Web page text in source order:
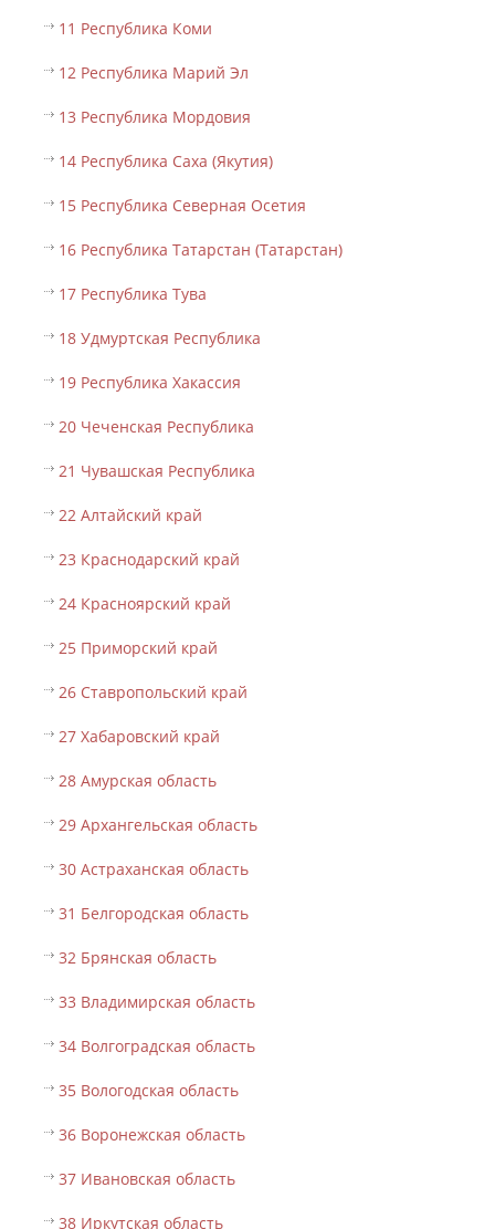
11 Республика Коми
12 Республика Марий Эл
13 Республика Мордовия
14 Республика Саха (Якутия)
15 Республика Северная Осетия
16 Республика Татарстан (Татарстан)
17 Республика Тува
18 Удмуртская Республика
19 Республика Хакассия
20 Чеченская Республика
21 Чувашская Республика
22 Алтайский край
23 Краснодарский край
24 Красноярский край
25 Приморский край
26 Ставропольский край
27 Хабаровский край
28 Амурская область
29 Архангельская область
30 Астраханская область
31 Белгородская область
32 Брянская область
33 Владимирская область
34 Волгоградская область
35 Вологодская область
36 Воронежская область
37 Ивановская область
38 Иркутская область